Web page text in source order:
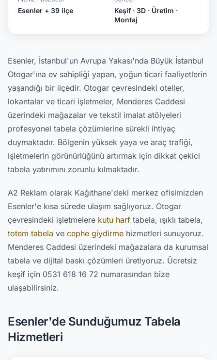
Esenler + 39 ilçe
Keşif · 3D · Üretim ·
Montaj
Esenler, İstanbul'un Avrupa Yakası'nda Büyük İstanbul
Otogar'ına ev sahipliği yapan, yoğun ticari faaliyetlerin
yaşandığı bir ilçedir. Otogar çevresindeki oteller,
lokantalar ve ticari işletmeler, Menderes Caddesi
üzerindeki mağazalar ve tekstil imalat atölyeleri
profesyonel tabela çözümlerine sürekli ihtiyaç
duymaktadır. Bölgenin yüksek yaya ve araç trafiği,
işletmelerin görünürlüğünü artırmak için dikkat çekici
tabela yatırımını zorunlu kılmaktadır.
A2 Reklam olarak Kağıthane'deki merkez ofisimizden
Esenler'e kısa sürede ulaşım sağlıyoruz. Otogar
çevresindeki işletmelere kutu harf tabela, ışıklı tabela,
totem tabela ve cephe giydirme hizmetleri sunuyoruz.
Menderes Caddesi üzerindeki mağazalara da kurumsal
tabela ve dijital baskı çözümleri üretiyoruz. Ücretsiz
keşif için 0531 618 16 72 numarasından bize
ulaşabilirsiniz.
Esenler'de Sunduğumuz Tabela
Hizmetleri